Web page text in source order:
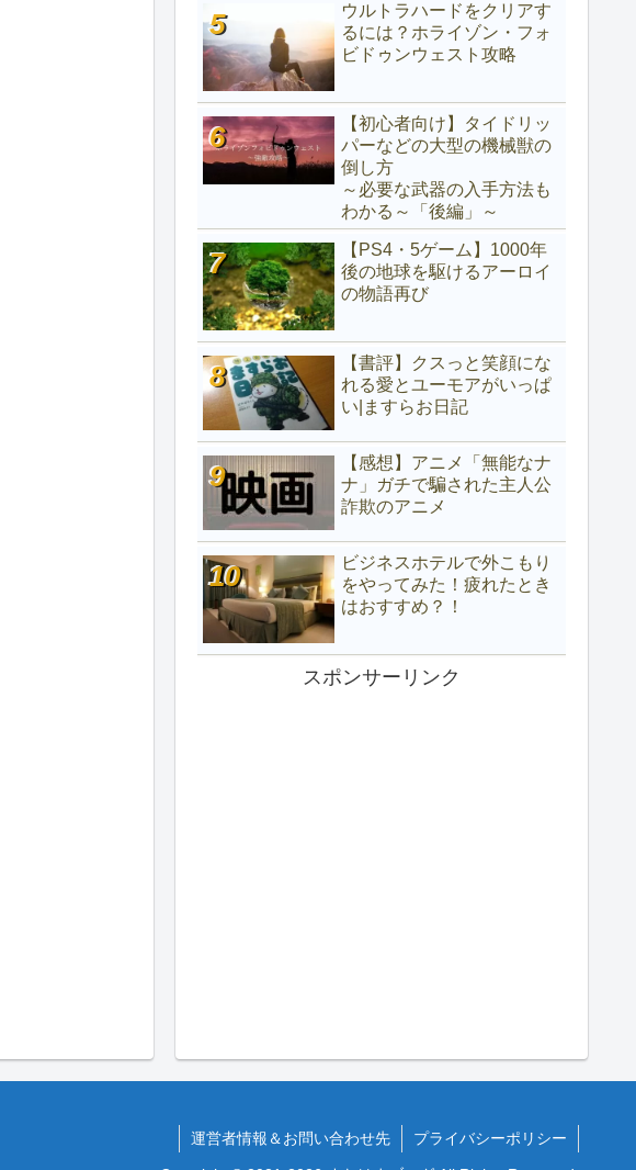
ウルトラハードをクリアす
るには？ホライゾン・フォ
ビドゥンウェスト攻略
【初心者向け】タイドリッ
パーなどの大型の機械獣の
倒し方
～必要な武器の入手方法も
わかる～「後編」～
【PS4・5ゲーム】1000年
後の地球を駆けるアーロイ
の物語再び
【書評】クスっと笑顔にな
れる愛とユーモアがいっぱ
い|ますらお日記
【感想】アニメ「無能なナ
ナ」ガチで騙された主人公
詐欺のアニメ
ビジネスホテルで外こもり
をやってみた！疲れたとき
はおすすめ？！
スポンサーリンク
運営者情報＆お問い合わせ先 プライバシーポリシー